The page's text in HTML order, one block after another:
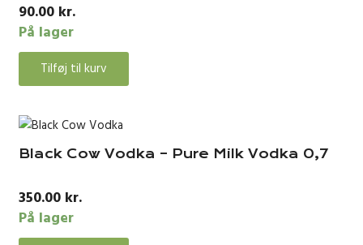
90.00 kr.
På lager
Tilføj til kurv
Black Cow Vodka – Pure Milk Vodka 0,7
350.00 kr.
På lager